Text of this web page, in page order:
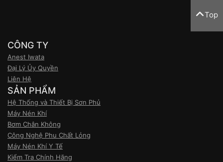
Top
CÔNG TY
Anest Iwata
Đại Lý Ủy Quyền
Liên Hệ
SẢN PHẨM
Hệ Thống và Thiết Bị Sơn Phủ
Máy Nén Khí
Bơm Chân Không
Công Nghệ Phu Chất Lỏng
Máy Nén Khí Y Tế
Kiểm Tra Chính Hãng